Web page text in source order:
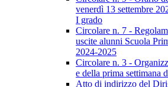
venerdì 13 settembre
I grado
Circolare n. 7 -
uscite alunni Scuola
2024-2025
Circolare n. 3 -
e della prima settimana
Atto di indirizzo del